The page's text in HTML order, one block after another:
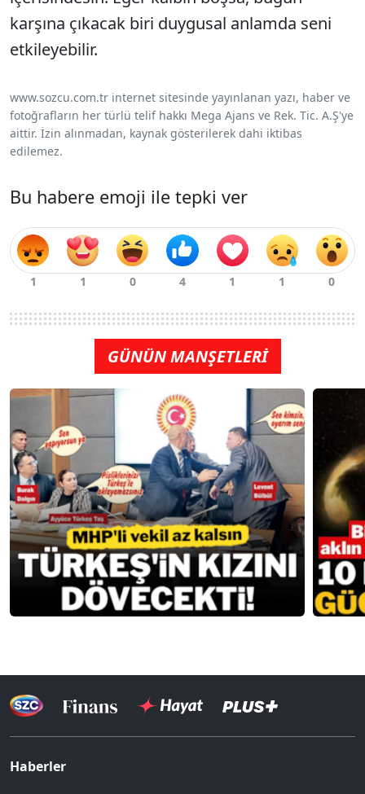
karşına çıkacak biri duygusal anlamda seni
etkileyebilir.
www.sozcu.com.tr internet sitesinde yayınlanan yazı, haber ve
fotoğrafların her türlü telif hakkı Mega Ajans ve Rek. Tic. A.Ş'ye
aittir. İzin alınmadan, kaynak gösterilerek dahi iktibas
edilemez.
Bu habere emoji ile tepki ver
GÜNÜN MANŞETLERİ
Haberler